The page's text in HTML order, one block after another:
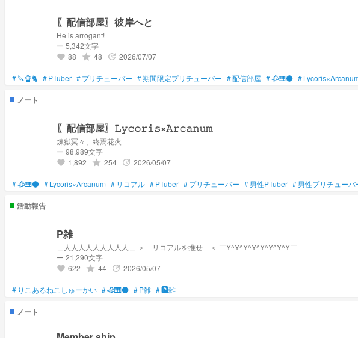
〖配信部屋〗彼岸へと
He is arrogant!
ー 5,342文字
favorite 88 grade 48 update 2026/07/07
#🔪🔏🐈️ #PTuber #プリチューバー #期間限定プリチューバー #配信部屋 #🥀🎹🌑 #
ノート
〖配信部屋〗𝙻𝚢𝚌𝚘𝚛𝚒𝚜×𝙰𝚛𝚌𝚊𝚗𝚞𝚖
煉獄冥々、終焉花火
ー 98,989文字
favorite 1,892 grade 254 update 2026/05/07
#🥀🎹🌑 #Lycoris×Arcanum # リコアル #PTuber #プリチューバー #男性PTuber #男性プリチューバ
活動報告
P雑
＿人人人人人人人人人＿ ＞ リコアルを推せ ＜ ￣Y^Y^Y^Y^Y^Y^Y^Y￣
ー 21,290文字
favorite 622 grade 44 update 2026/05/07
# りこあるねこしゅーかい #🥀🎹🌑 #P雑 #🅿️雑
ノート